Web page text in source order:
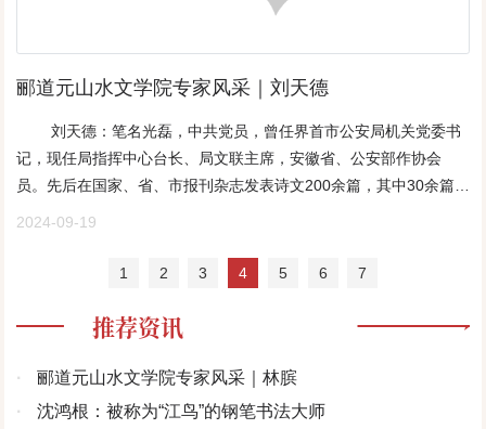
推荐资讯
·
郦道元山水文学院专家风采｜林膑
·
沈鸿根：被称为“江鸟”的钢笔书法大师
序和撰写有关评论文章的字里行间中。《媒体与文学：从伍松乔谈
自己与四川当代散文作家伍松乔在早期的书信往来和在中后期的直
接面晤，然后再逐一评说了伍松乔先生在媒体建设与文学创作之间
的彼此共进。在作者看来，由伍松乔先生主持的川报副刊办得很有
特色：“它既有大气的一面，又十分切合普通读者的口味；它既重视
性’的包容，却从未忽视应有的文化艺术品位。”这是作者对川报副刊
的盛赞，又莫不是对整个四川纸质媒体的一种褒扬。最后揭示了伍
松乔先生在文学创作与副刊事业间“两栖互进”的意义和价值。从中不
和结下的深厚友情。细致而深入地考量石英先生的这部散文随笔
集，笔者发现它的里面其实隐含着一种召唤结构，并且给我们以深
深的启示：那就是对四川的自然山川和人文景观要有一双善于发现
的眼睛，对四川人要有热忱和关爱之心，对四川历史上的英雄人物
爱护树，与树和谐相处，树木繁茂必定人丁兴旺。（原标题：感
恩，树）
是奶奶带大的，我的奶奶也这般善良，也这般疼爱我，也被“地主”帽
师，照旧宽容了我。我哭，还因为少女的敏感多情——命运为什么
要这样残忍地捉弄他？！一个“喜欢体育（足球、篮球、田径、爬
山）、喜欢到荒野里去看看野兽”的男孩子，“活到最狂妄的年龄上忽
地残疾了双腿”，从此再也不能活蹦乱跳了，“无论怎么说，这一招是
花丛树行间漫步的健康人，在小路上打羽毛球的年轻人；他忧伤：
脚踩在软软的草地上是什么感觉？想走到哪儿就走到哪儿是什么感
觉？踢着路边的石子走是什么感觉？他失望：他曾久久地看着一个
行了就够了！况且，21岁的他，渴望爱情而爱情正光临。“一个满心
比任何药物和语言都有效，然而……“结尾是什么？”“等待。”“之后
呢？”“没有之后。”“或者说，等待的结果呢？”“等待就是结果。”他这
况后，及时与河北省军区领导联系，要求挽留这个业余作者。河北
省军区领导采纳了魏老的建议，破格提拔李金明到保定军分区宣传
科当干部。第一部中篇小说——《小城三怪》，在1987年7月大型文
学杂志《昆仑》发表，同年12月《作品与争鸣》转载。这是他纯文
学创作的一个亮点。1994年军事谊文出版社出版了他20万字的中篇
小说集《小城三怪》……�� 在日本中将阿部规秀被击毙的农家院
军旅题材对李金明来说，应该是驾轻就熟，然而他却耗费了整整一
张，纯文学创作变成了我的业余工作，我是忙里偷闲进行构思与写
多，但却有“以少少许胜多多许”之效力。《小城三怪》发表后，曾引
中华民族四十年的血泪和探索”。峨眉电影制片厂还将其改编成了电
影文学剧本。李金明戏称，长期搞军史“跟着走”，既受了益，也受了
郦道元山水文学院专家风采｜刘天德
刘天德：笔名光磊，中共党员，曾任界首市公安局机关党委书
记，现任局指挥中心台长、局文联主席，安徽省、公安部作协会
员。先后在国家、省、市报刊杂志发表诗文200余篇，其中30余篇获
奖。先后入选《中国社会发展战略研究文汇》《中国奇案纪实》
篇小说《爱情日记》《警徽闪烁》《高墙内的女人》，电视剧本
《父爱》拟由公安部文化局出版，均获国家著作权专利。父亲的教
诲刘天德我的父亲刘高山，正直慈善、端庄大方、绅士风范…….父
他那谆谆的教诲，始终影响我的终身，对我的事业、爱情、家庭就
像一座光芒万丈的灯塔和定海神针，指引我勇毅前行…….父亲是祖
2024-09-19
1 2 3 4 5 6 7